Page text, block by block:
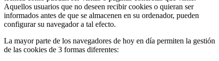
Aquellos usuarios que no deseen recibir cookies o quieran ser
informados antes de que se almacenen en su ordenador, pueden
configurar su navegador a tal efecto.
La mayor parte de los navegadores de hoy en día permiten la gestión
de las cookies de 3 formas diferentes: